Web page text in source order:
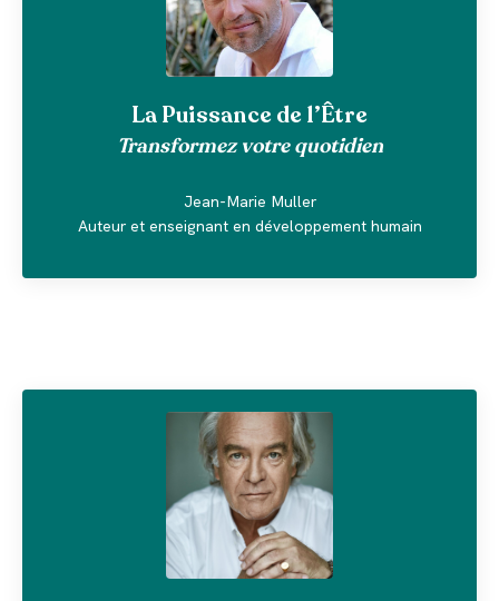
La Puissance de l’Être
Transformez votre quotidien
Jean-Marie Muller
Auteur et enseignant en développement humain